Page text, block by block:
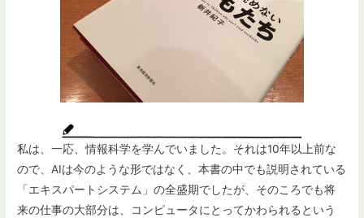
私は、一応、情報科学を学んでいました。それは10年以上前な
ので、AIは今のような形ではなく、本書の中でも説明されている
「エキスパートシステム」の全盛期でしたが、そのころでも将
来の仕事の大部分は、コンピュータにとってかわられるという